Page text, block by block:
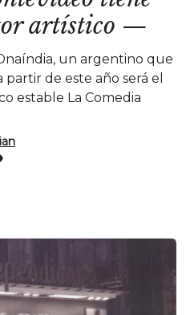
artístico —
un argentino que
de este año será el
estable La Comedia